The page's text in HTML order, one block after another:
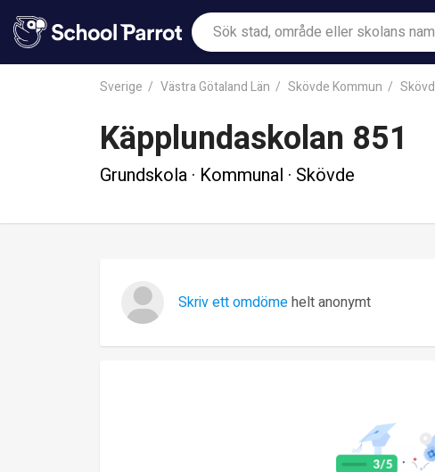
Sverige Västra Götaland Län Skövde Kommun
Käpplundaskolan 851
Grundskola · Kommunal · Skövde
Skriv ett omdömehelt anonymt